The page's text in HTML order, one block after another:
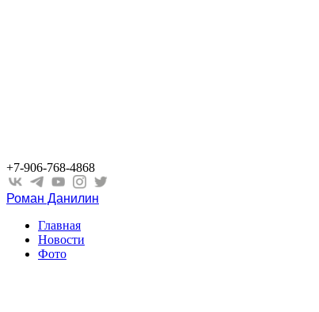
+7-906-768-4868
Роман Данилин
Главная
Новости
Фото